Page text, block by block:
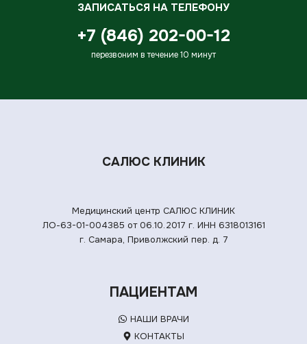
ЗАПИСАТЬСЯ НА ТЕЛЕФОНУ
+7 (846) 202-00-12
перезвоним в течение 10 минут
САЛЮС КЛИНИК
Медицинский центр САЛЮС КЛИНИК
ЛО-63-01-004385 от 06.10.2017 г. ИНН 6318013161
г. Самара, Приволжский пер. д. 7
ПАЦИЕНТАМ
НАШИ ВРАЧИ
КОНТАКТЫ